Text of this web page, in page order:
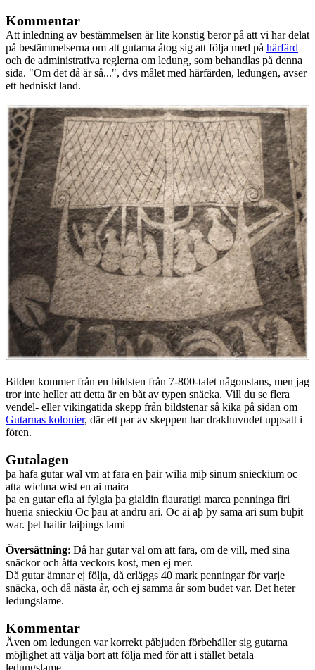
Kommentar
Att inledning av bestämmelsen är lite konstig beror på att vi har delat
på bestämmelserna om att gutarna åtog sig att följa med på härfärd
och de administrativa reglerna om ledung, som behandlas på denna
sida. "Om det då är så...", dvs målet med härfärden, ledungen, avser
ett hedniskt land.
Bilden kommer från en bildsten från 7-800-talet någonstans, men jag
tror inte heller att detta är en båt av typen snäcka. Vill du se flera
vendel- eller vikingatida skepp från bildstenar så kika på sidan om
Gutarnas kolonier, där ett par av skeppen har drakhuvudet uppsatt i
fören.
Gutalagen
þa hafa gutar wal vm at fara en þair wilia miþ sinum snieckium oc
atta wichna wist en ai maira
þa en gutar efla ai fylgia þa gialdin fiauratigi marca penninga firi
hueria snieckiu Oc þau at andru ari. Oc ai aþ þy sama ari sum buþit
war. þet haitir laiþings lami
Översättning: Då har gutar val om att fara, om de vill, med sina
snäckor och åtta veckors kost, men ej mer.
Då gutar ämnar ej följa, då erläggs 40 mark penningar för varje
snäcka, och då nästa år, och ej samma år som budet var. Det heter
ledungslame.
Kommentar
Även om ledungen var korrekt påbjuden förbehåller sig gutarna
möjlighet att välja bort att följa med för att i stället betala
ledungslame.